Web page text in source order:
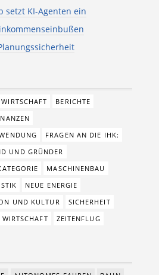
setzt KI-Agenten ein
BERICHTE
FRAGEN AN DIE IHK:
UND GRÜNDER
MASCHINENBAU
NEUE ENERGIE
UND KULTUR
SICHERHEIT
WIRTSCHAFT ZEITENFLUG